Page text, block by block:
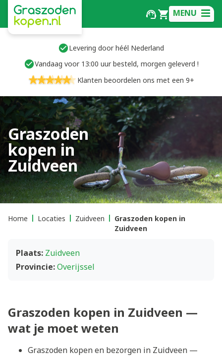
MENU
Levering door héél Nederland
Vandaag voor 13:00 uur besteld, morgen geleverd !
Klanten beoordelen ons met een 9+
Graszoden
kopen in
Zuidveen
Home Locaties Zuidveen
Graszoden kopen in
Zuidveen
Plaats: Zuidveen
Provincie:Overijssel
Graszoden kopen in Zuidveen —
wat je moet weten
Graszoden kopen en bezorgen in Zuidveen —